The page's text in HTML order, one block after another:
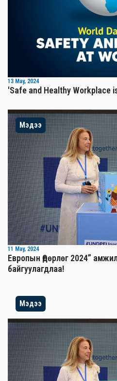
13 May, 2024
'Safe and Healthy Workplace
Мэдээ
11 May, 2024
Европын Өдөрлөг 2024”
байгуулагдлаа!
Мэдээ